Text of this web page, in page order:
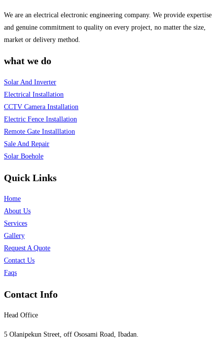
We are an electrical electronic engineering company. We provide expertise
and genuine commitment to quality on every project, no matter the size,
market or delivery method.
what we do
Solar And Inverter
Electrical Installation
CCTV Camera Installation
Electric Fence Installation
Remote Gate Installlation
Sale And Repair
Solar Boehole
Quick Links
Home
About Us
Services
Gallery
Request A Quote
Contact Us
Faqs
Contact Info
Head Office
5 Olanipekun Street, off Ososami Road, Ibadan.